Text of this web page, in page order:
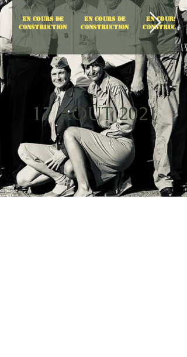
EN Cours de
CONSTRUCTION
EN Cours de
CONSTRUCTION
EN Cours de
CONSTRUCTION
17 AOUT 2021